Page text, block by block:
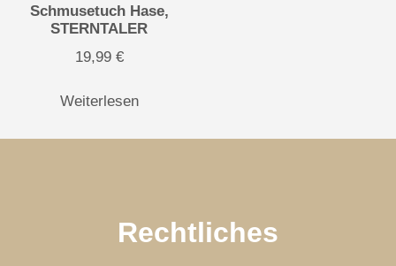
Schmusetuch Hase,
STERNTALER
19,99 €
Weiterlesen
Rechtliches